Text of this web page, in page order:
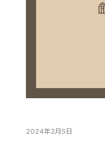
2024年2月5日